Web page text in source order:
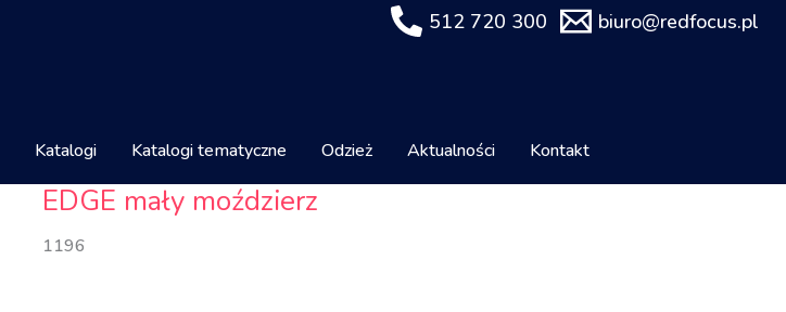
512 720 300 biuro@redfocus.pl
Katalogi Katalogi tematyczne Odzież Aktualności Kontakt
EDGE mały moździerz
1196